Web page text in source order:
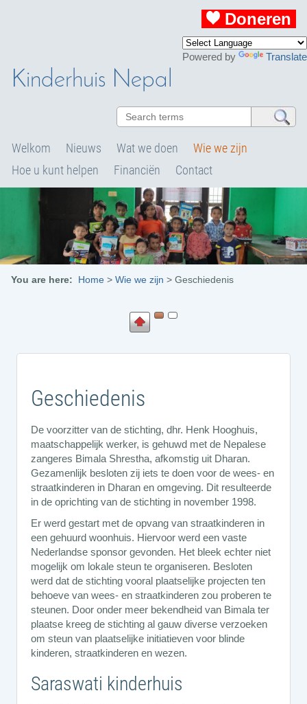
Doneren
Powered by Translate
Kinderhuis Nepal
Welkom Nieuws Wat we doen
Wie we zijn
Hoe u kunt helpen
Financiën Contact
You are here: Home > Wie we zijn > Geschiedenis
Geschiedenis
De voorzitter van de stichting, dhr. Henk Hooghuis,
maatschappelijk werker, is gehuwd met de Nepalese
zangeres Bimala Shrestha, afkomstig uit Dharan.
Gezamenlijk besloten zij iets te doen voor de wees- en
straatkinderen in Dharan en omgeving. Dit resulteerde
in de oprichting van de stichting in november 1998.
Er werd gestart met de opvang van straatkinderen in
een gehuurd woonhuis. Hiervoor werd een vaste
Nederlandse sponsor gevonden. Het bleek echter niet
mogelijk om lokale steun te organiseren. Besloten
werd dat de stichting vooral plaatselijke projecten ten
behoeve van wees- en straatkinderen zou proberen te
steunen. Door onder meer bekendheid van Bimala ter
plaatse kreeg de stichting al gauw diverse verzoeken
om steun van plaatselijke initiatieven voor blinde
kinderen, straatkinderen en wezen.
Saraswati kinderhuis